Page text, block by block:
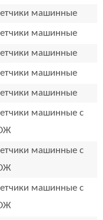
машинные
машинные
машинные
машинные
машинные
машинные с
машинные с
машинные с